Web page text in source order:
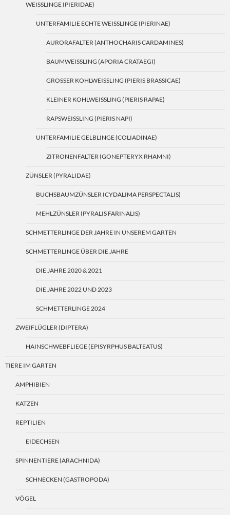
WEISSLINGE (PIERIDAE)
UNTERFAMILIE ECHTE WEISSLINGE (PIERINAE)
AURORAFALTER (ANTHOCHARIS CARDAMINES)
BAUMWEISSLING (APORIA CRATAEGI)
GROSSER KOHLWEISSLING (PIERIS BRASSICAE)
KLEINER KOHLWEISSLING (PIERIS RAPAE)
RAPSWEISSLING (PIERIS NAPI)
UNTERFAMILIE GELBLINGE (COLIADINAE)
ZITRONENFALTER (GONEPTERYX RHAMNI)
ZÜNSLER (PYRALIDAE)
BUCHSBAUMZÜNSLER (CYDALIMA PERSPECTALIS)
MEHLZÜNSLER (PYRALIS FARINALIS)
SCHMETTERLINGE DER JAHRE IN UNSEREM GARTEN
SCHMETTERLINGE ÜBER DIE JAHRE
DIE JAHRE 2020 & 2021
DIE JAHRE 2022 UND 2023
SCHMETTERLINGE 2024
ZWEIFLÜGLER (DIPTERA)
HAINSCHWEBFLIEGE (EPISYRPHUS BALTEATUS)
TIERE IM GARTEN
AMPHIBIEN
KATZEN
REPTILIEN
EIDECHSEN
SPINNENTIERE (ARACHNIDA)
SCHNECKEN (GASTROPODA)
VÖGEL